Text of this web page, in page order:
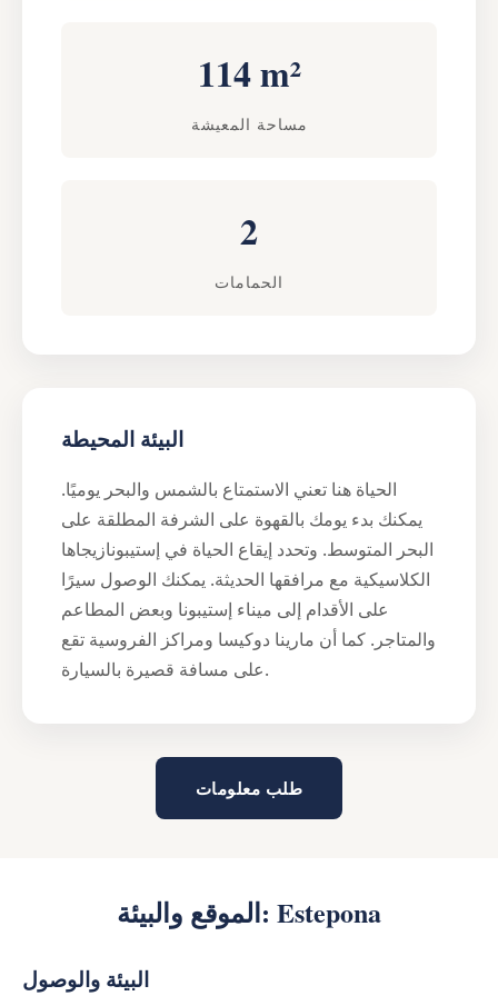
114 m²
مساحة المعيشة
2
الحمامات
البيئة المحيطة
الحياة هنا تعني الاستمتاع بالشمس والبحر يوميًا.
يمكنك بدء يومك بالقهوة على الشرفة المطلقة على
البحر المتوسط. وتحدد إيقاع الحياة في إستيبونازيجاها
الكلاسيكية مع مرافقها الحديثة. يمكنك الوصول سيرًا
على الأقدام إلى ميناء إستيبونا وبعض المطاعم
والمتاجر. كما أن مارينا دوكيسا ومراكز الفروسية تقع
على مسافة قصيرة بالسيارة.
طلب معلومات
الموقع والبيئة: Estepona
البيئة والوصول